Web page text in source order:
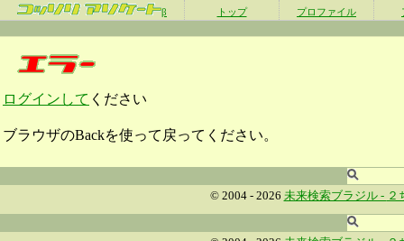
β トップ プロファイル
ログインして ください
ブラウザのBackを使って戻ってください。
© 2004 - 2026 未来検索ブラジル - ２